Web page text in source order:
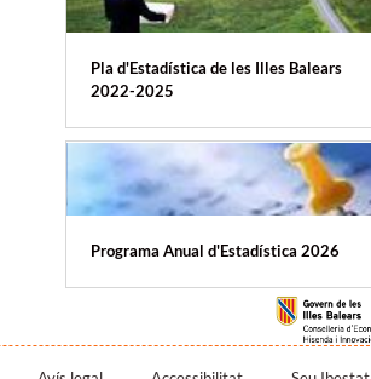
Pla d'Estadística de les Illes Balears
2022-2025
Programa Anual d'Estadística 2026